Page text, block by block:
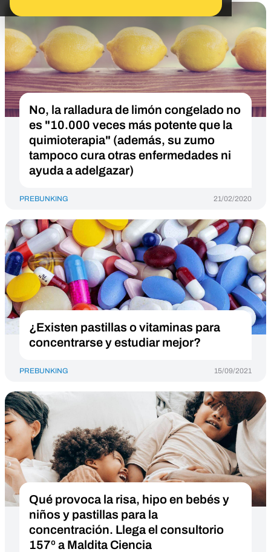
No, la ralladura de limón congelado no
es "10.000 veces más potente que la
quimioterapia" (además, su zumo
tampoco cura otras enfermedades ni
ayuda a adelgazar)
PREBUNKING 21/02/2020
¿Existen pastillas o vitaminas para
concentrarse y estudiar mejor?
PREBUNKING 15/09/2021
Qué provoca la risa, hipo en bebés y
niños y pastillas para la
concentración. Llega el consultorio
157º a Maldita Ciencia